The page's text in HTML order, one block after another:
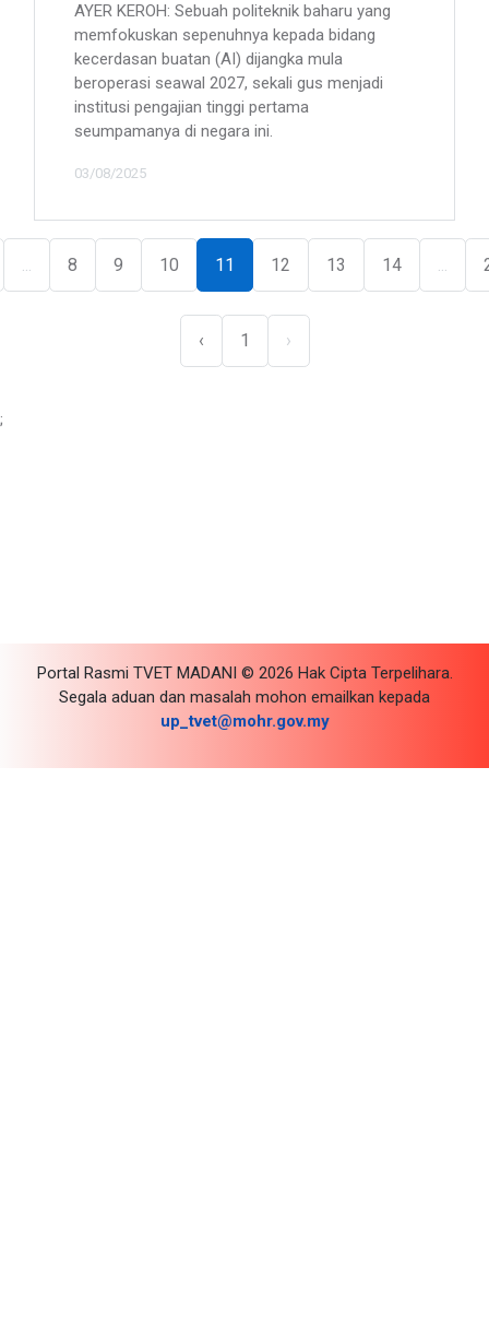
AYER KEROH: Sebuah politeknik baharu yang
memfokuskan sepenuhnya kepada bidang
kecerdasan buatan (AI) dijangka mula
beroperasi seawal 2027, sekali gus menjadi
institusi pengajian tinggi pertama
seumpamanya di negara ini.
03/08/2025
8 9 10 11 12 13 14
‹ 1 ›
;
Portal Rasmi TVET MADANI © 2026 Hak Cipta Terpelihara.
Segala aduan dan masalah mohon emailkan kepada
up_tvet@mohr.gov.my